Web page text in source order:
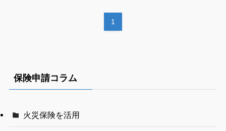
1
保険申請コラム
火災保険を活用